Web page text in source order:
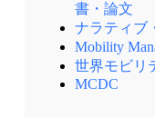
書・論文
ナラティブ
Mobility
世界モビリ
MCDC